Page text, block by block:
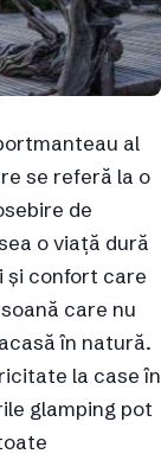
al
se referă la o
de
o viață dură
și confort care
care nu
în natură.
la case în
glamping pot